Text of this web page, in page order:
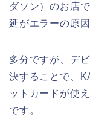
ダソン）のお店
延がエラーの原
多分ですが、デ
決することで、
ットカードが使
です。